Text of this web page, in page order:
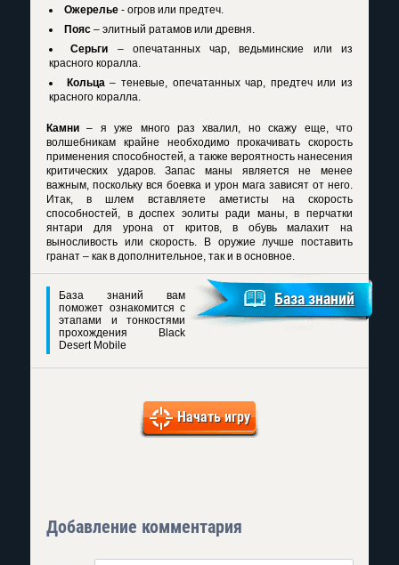
Ожерелье - огров или предтеч.
Пояс – элитный ратамов или древня.
Серьги – опечатанных чар, ведьминские или из
красного коралла.
Кольца– теневые, опечатанных чар, предтеч или из
красного коралла.
Камни – я уже много раз хвалил, но скажу еще, что
волшебникам крайне необходимо прокачивать скорость
применения способностей, а также вероятность нанесения
критических ударов. Запас маны является не менее
важным, поскольку вся боевка и урон мага зависят от него.
Итак, в шлем вставляете аметисты на скорость
способностей, в доспех эолиты ради маны, в перчатки
янтари для урона от критов, в обувь малахит на
выносливость или скорость. В оружие лучше поставить
гранат – как в дополнительное, так и в основное.
База знаний вам
поможет ознакомится с
этапами и тонкостями
прохождения Black
Desert Mobile
База знаний
Начать игру
Добавление комментария